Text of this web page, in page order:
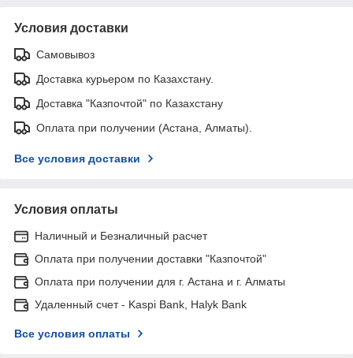
Условия доставки
Самовывоз
Доставка курьером по Казахстану.
Доставка "Казпочтой" по Казахстану
Оплата при получении (Астана, Алматы).
Все условия доставки
Условия оплаты
Наличный и Безналичный расчет
Оплата при получении доставки "Казпочтой"
Оплата при получении для г. Астана и г. Алматы
Удаленный счет - Kaspi Bank, Halyk Bank
Все условия оплаты